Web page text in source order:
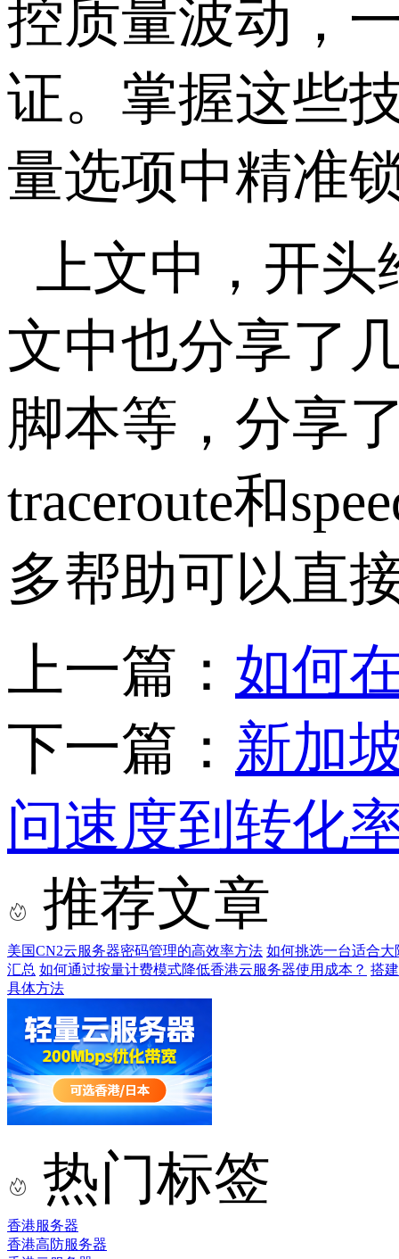
控质量波动，
证。掌握这些
量选项中精准
上文中，开头
文中也分享了
脚本等，分享
traceroute和
多帮助可以直
上一篇： 如何
下一篇： 新加
问速度到转化
推荐文章
美国CN2云服务器密码管理的高效率方法 如何挑选一台适合
汇总 如何通过按量计费模式降低香港云服务器使用成本？ 搭
具体方法
热门标签
香港服务器
香港高防服务器